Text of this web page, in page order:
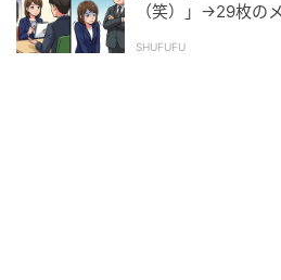
（笑）」→29枚の
SHUFUFU